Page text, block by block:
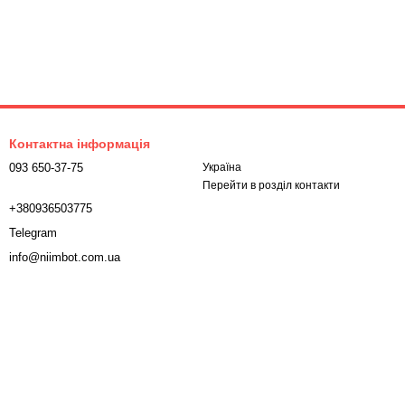
Контактна інформація
093 650-37-75
+380936503775
Telegram
info@niimbot.com.ua
Україна
Перейти в розділ контакти